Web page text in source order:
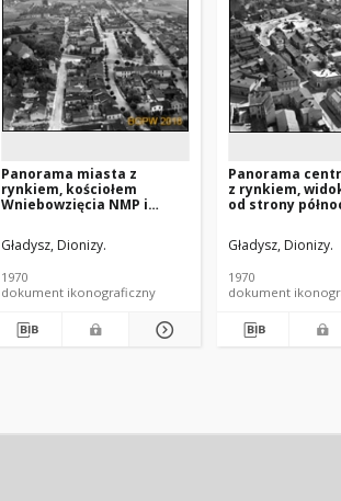
Panorama miasta z
rynkiem, kościołem
Wniebowzięcia NMP i
od strony północno-
zachodniej, Izbica
Gładysz, Dionizy.
1970
dokument ikonograficzny
Panorama
z rynkiem,
od strony
Gładysz, Dionizy.
1970
dokument